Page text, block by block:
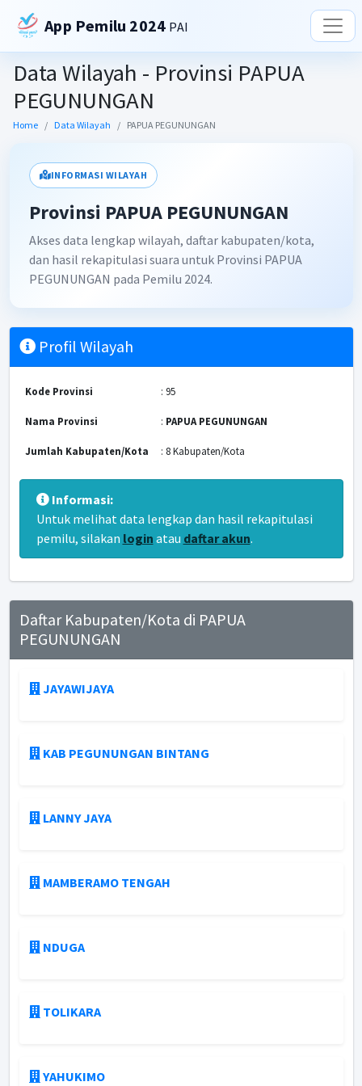
App Pemilu 2024 PAI
Data Wilayah - Provinsi PAPUA
PEGUNUNGAN
Home Data Wilayah PAPUA PEGUNUNGAN
INFORMASI WILAYAH
Provinsi PAPUA PEGUNUNGAN
Akses data lengkap wilayah, daftar kabupaten/kota,
dan hasil rekapitulasi suara untuk Provinsi PAPUA
PEGUNUNGAN pada Pemilu 2024.
Profil Wilayah
Kode Provinsi : 95
Nama Provinsi : PAPUA PEGUNUNGAN
Jumlah Kabupaten/Kota : 8 Kabupaten/Kota
Informasi:
Untuk melihat data lengkap dan hasil rekapitulasi
pemilu, silakan login atau daftar akun.
Daftar Kabupaten/Kota di PAPUA
PEGUNUNGAN
JAYAWIJAYA
KAB PEGUNUNGAN BINTANG
LANNY JAYA
MAMBERAMO TENGAH
NDUGA
TOLIKARA
YAHUKIMO